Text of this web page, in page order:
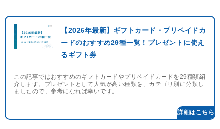
【2026年最新】ギフトカード・プリペイドカ
ードのおすすめ29種一覧！プレゼントに使え
るギフト券
この記事ではおすすめのギフトカードやプリペイドカードを29種類紹
介します。プレゼントとして人気が高い種類を、カテゴリ別に分類し
ましたので、参考になれば幸いです。